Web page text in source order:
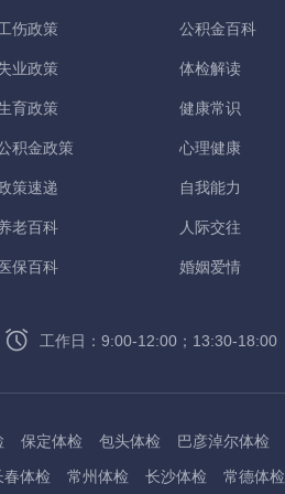
伤政策
业政策
育政策
积金政策
策速递
老百科
医保百科
公积金百科
体检解读
健康常识
心理健康
自我能力
人际交往
婚姻爱情
工作日：9:00-12:00；13:30-18:00
保定体检 包头体检 巴彦淖尔体检
春体检 常州体检 长沙体检 常德体检